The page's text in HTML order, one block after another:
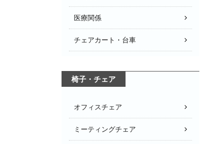
医療関係
チェアカート・台車
椅子・チェア
オフィスチェア
ミーティングチェア